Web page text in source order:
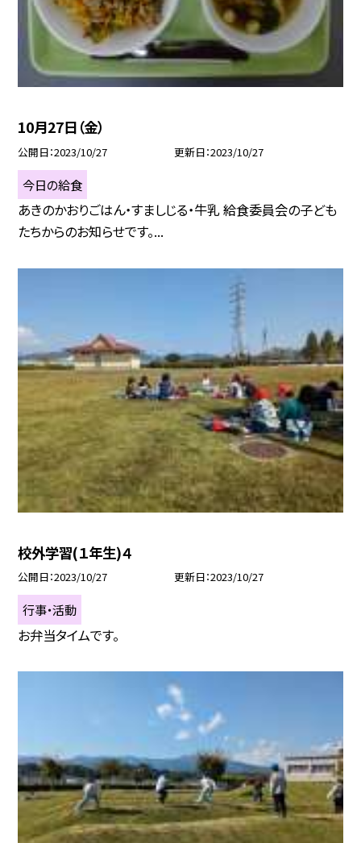
10月27日（金）
公開日 2023/10/27 更新日 2023/10/27
今日の給食
あきのかおりごはん・すましじる・牛乳 給食委員会の子ども
たちからのお知らせです。...
校外学習(１年生)４
公開日 2023/10/27 更新日 2023/10/27
行事・活動
お弁当タイムです。